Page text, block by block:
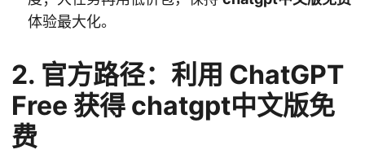
体验最大化。
2. 官方路径：利用 ChatGPT
Free 获得 chatgpt中文版免
费